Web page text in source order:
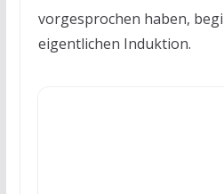
vorgesprochen haben,
eigentlichen Induktion.